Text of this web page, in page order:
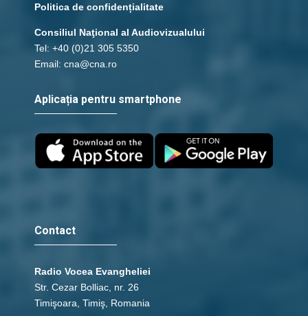
Politica de confidențialitate
Consiliul Naţional al Audiovizualului
Tel: +40 (0)21 305 5350
Email: cna@cna.ro
Aplicația pentru smartphone
Contact
Radio Vocea Evangheliei
Str. Cezar Bolliac, nr. 26
Timişoara, Timiş, Romania